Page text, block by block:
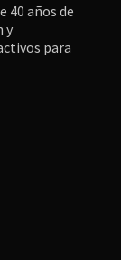
40 años de
y
para